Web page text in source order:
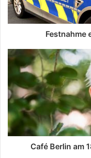
Festnahme
Café Berlin am